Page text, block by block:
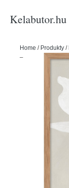
Kelabutor.hu
Home / Produkty /
– Malerifabrikken